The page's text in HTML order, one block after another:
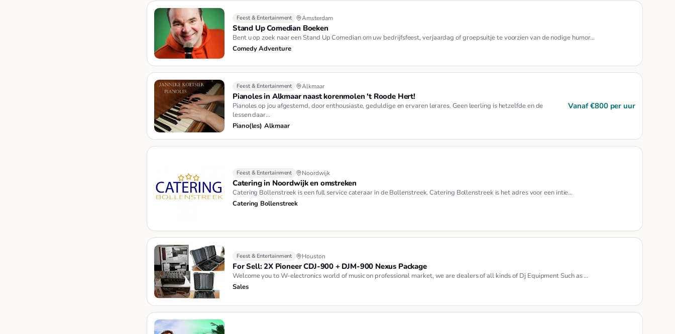
Feest & Entertainment Amsterdam
Stand Up Comedian Boeken
Bent u op zoek naar een Stand Up Comedian om uw bedrijfsfeest, verjaardag of groepsuitje te voorzien van de nodige humor…
Comedy Adventure
Feest & Entertainment Alkmaar
Pianoles in Alkmaar naast korenmolen 't Roode Hert!
Pianoles op jou afgestemd, door enthousiaste, geduldige en ervaren lerares. Geen leerling is hetzelfde en de
lessen daar…
Piano(les) Alkmaar
Vanaf €800 per uur
Feest & Entertainment Noordwijk
Catering in Noordwijk en omstreken
Catering Bollenstreek is een full service cateraar in de Bollenstreek. Catering Bollenstreek is het adres voor een intie…
Catering Bollenstreek
Feest & Entertainment Houston
For Sell: 2X Pioneer CDJ-900 + DJM-900 Nexus Package
Welcome you to W-electronics world of music on professional market, we are dealers of all kinds of Dj Equipment Such as …
Sales